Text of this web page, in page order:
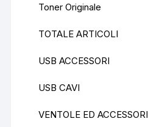
Toner Originale
TOTALE ARTICOLI
USB ACCESSORI
USB CAVI
VENTOLE ED ACCESSORI